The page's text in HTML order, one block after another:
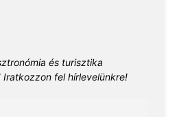
és turisztika
fel hírlevelünkre!